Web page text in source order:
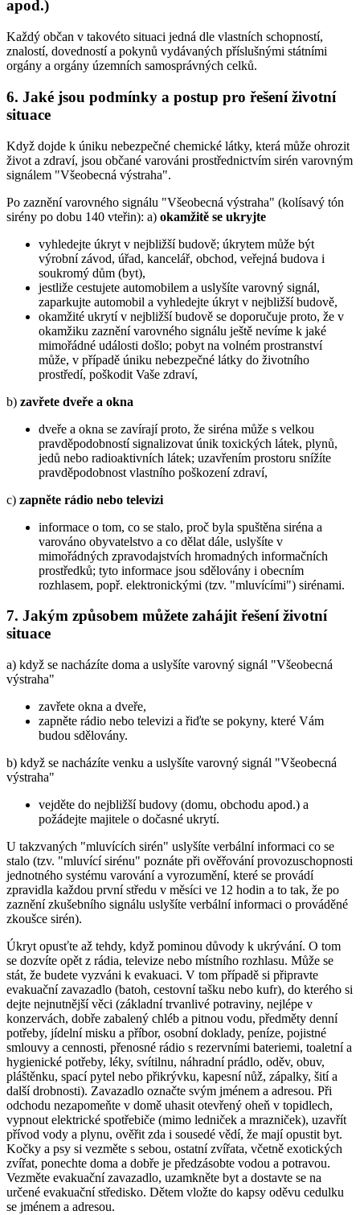
apod.)
Každý občan v takovéto situaci jedná dle vlastních schopností,
znalostí, dovedností a pokynů vydávaných příslušnými státními
orgány a orgány územních samosprávných celků.
6. Jaké jsou podmínky a postup pro řešení životní
situace
Když dojde k úniku nebezpečné chemické látky, která může ohrozit
život a zdraví, jsou občané varováni prostřednictvím sirén varovným
signálem "Všeobecná výstraha".
Po zaznění varovného signálu "Všeobecná výstraha" (kolísavý tón
sirény po dobu 140 vteřin): a) okamžitě se ukryjte
vyhledejte úkryt v nejbližší budově; úkrytem může být
výrobní závod, úřad, kancelář, obchod, veřejná budova i
soukromý dům (byt),
jestliže cestujete automobilem a uslyšíte varovný signál,
zaparkujte automobil a vyhledejte úkryt v nejbližší budově,
okamžité ukrytí v nejbližší budově se doporučuje proto, že v
okamžiku zaznění varovného signálu ještě nevíme k jaké
mimořádné události došlo; pobyt na volném prostranství
může, v případě úniku nebezpečné látky do životního
prostředí, poškodit Vaše zdraví,
b) zavřete dveře a okna
dveře a okna se zavírají proto, že siréna může s velkou
pravděpodobností signalizovat únik toxických látek, plynů,
jedů nebo radioaktivních látek; uzavřením prostoru snížíte
pravděpodobnost vlastního poškození zdraví,
c) zapněte rádio nebo televizi
informace o tom, co se stalo, proč byla spuštěna siréna a
varováno obyvatelstvo a co dělat dále, uslyšíte v
mimořádných zpravodajstvích hromadných informačních
prostředků; tyto informace jsou sdělovány i obecním
rozhlasem, popř. elektronickými (tzv. "mluvícími") sirénami.
7. Jakým způsobem můžete zahájit řešení životní
situace
a) když se nacházíte doma a uslyšíte varovný signál "Všeobecná
výstraha"
zavřete okna a dveře,
zapněte rádio nebo televizi a řiďte se pokyny, které Vám
budou sdělovány.
b) když se nacházíte venku a uslyšíte varovný signál "Všeobecná
výstraha"
vejděte do nejbližší budovy (domu, obchodu apod.) a
požádejte majitele o dočasné ukrytí.
U takzvaných "mluvících sirén" uslyšíte verbální informaci co se
stalo (tzv. "mluvící sirénu" poznáte při ověřování provozuschopnosti
jednotného systému varování a vyrozumění, které se provádí
zpravidla každou první středu v měsíci ve 12 hodin a to tak, že po
zaznění zkušebního signálu uslyšíte verbální informaci o prováděné
zkoušce sirén).
Úkryt opusťte až tehdy, když pominou důvody k ukrývání. O tom
se dozvíte opět z rádia, televize nebo místního rozhlasu. Může se
stát, že budete vyzváni k evakuaci. V tom případě si připravte
evakuační zavazadlo (batoh, cestovní tašku nebo kufr), do kterého si
dejte nejnutnější věci (základní trvanlivé potraviny, nejlépe v
konzervách, dobře zabalený chléb a pitnou vodu, předměty denní
potřeby, jídelní misku a příbor, osobní doklady, peníze, pojistné
smlouvy a cennosti, přenosné rádio s rezervními bateriemi, toaletní a
hygienické potřeby, léky, svítilnu, náhradní prádlo, oděv, obuv,
pláštěnku, spací pytel nebo přikrývku, kapesní nůž, zápalky, šití a
další drobnosti). Zavazadlo označte svým jménem a adresou. Při
odchodu nezapomeňte v domě uhasit otevřený oheň v topidlech,
vypnout elektrické spotřebiče (mimo ledniček a mrazniček), uzavřít
přívod vody a plynu, ověřit zda i sousedé vědí, že mají opustit byt.
Kočky a psy si vezměte s sebou, ostatní zvířata, včetně exotických
zvířat, ponechte doma a dobře je předzásobte vodou a potravou.
Vezměte evakuační zavazadlo, uzamkněte byt a dostavte se na
určené evakuační středisko. Dětem vložte do kapsy oděvu cedulku
se jménem a adresou.